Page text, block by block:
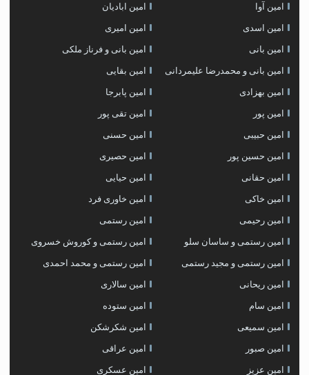
امین آوا امین ابادیان
امین اسدی امین امیری
امین بانی امین بانی و فرناز ملکی
امین بانی و محمدرضا علیمردانی امین بقایی
امین بهزادی امین پابرجا
امین پور امین تقی پور
امین حبیبی امین حسنی
امین حسین پور امین حصیری
امین حقانی امین حیایی
امین خاکی امین خاوری فرد
امین رحیمی امین رستمی
امین رستمی و ساسان سلو امین رستمی و کوروش خسروی
امین رستمی و مجید رستمی امین رستمی و محمد احمدی
امین ریحانی امین سالاری
امین سام امین ستوده
امین سمیعی امین شکرشکن
امین صبور امین عراقی
امین عزیز امین عسکری